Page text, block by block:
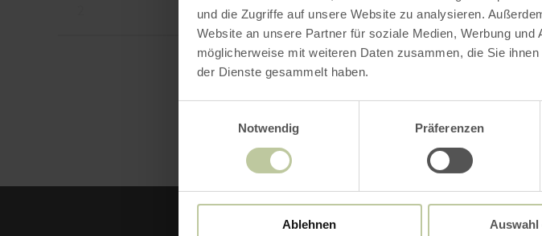
und die Zugriffe auf unsere Website zu analysieren.
Website an unsere Partner für soziale Medien, Werbung
möglicherweise mit weiteren Daten zusammen, die Sie
der Dienste gesammelt haben.
Notwendig
Präferenzen
Ablehnen Auswahl